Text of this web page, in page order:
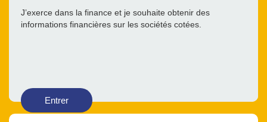
J’exerce dans la finance et je souhaite obtenir des
informations financières sur les sociétés cotées.
Entrer